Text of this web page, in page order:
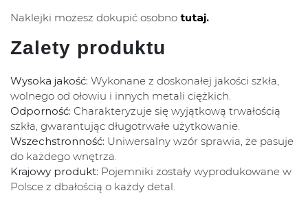
Naklejki możesz dokupić osobno tutaj.
Zalety produktu
Wysoka jakość: Wykonane z doskonałej jakości szkła,
wolnego od ołowiu i innych metali ciężkich.
Odporność: Charakteryzuje się wyjątkową trwałością
szkła, gwarantując długotrwałe użytkowanie.
Wszechstronność: Uniwersalny wzór sprawia, że pasuje
do każdego wnętrza.
Krajowy produkt: Pojemniki zostały wyprodukowane w
Polsce z dbałością o każdy detal.